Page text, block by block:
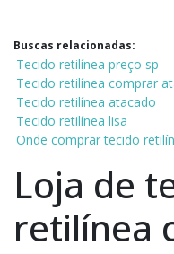
Buscas relacionadas:
Tecido retilínea preço sp
Tecido retilínea comprar
Tecido retilínea atacado
Tecido retilínea lisa
Onde comprar tecido
Loja de
retilínea